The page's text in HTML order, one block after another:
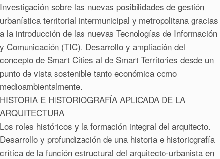
Investigación sobre las nuevas posibilidades de gestión
urbanística territorial intermunicipal y metropolitana gracias
a la introducción de las nuevas Tecnologías de Información
y Comunicación (TIC). Desarrollo y ampliación del
concepto de Smart Cities al de Smart Territories desde un
punto de vista sostenible tanto económica como
medioambientalmente.
HISTORIA E HISTORIOGRAFÍA APLICADA DE LA
ARQUITECTURA
Los roles históricos y la formación integral del arquitecto.
Desarrollo y profundización de una historia e historiografía
crítica de la función estructural del arquitecto-urbanista en